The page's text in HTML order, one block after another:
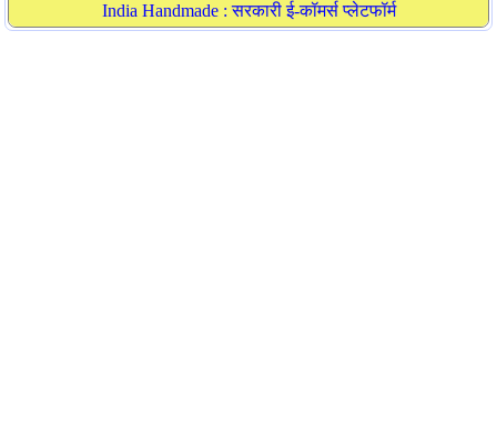
India Handmade : सरकारी ई-कॉमर्स प्लेटफॉर्म